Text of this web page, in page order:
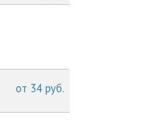
от 34 руб.